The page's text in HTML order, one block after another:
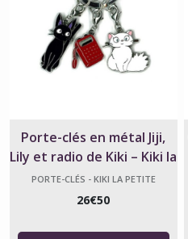
Porte-clés en métal Jiji,
Lily et radio de Kiki – Kiki la
Petite Sorcière
PORTE-CLÉS - KIKI LA PETITE
26€50